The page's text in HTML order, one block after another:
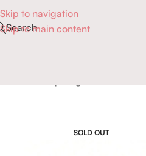
Skip to navigation
Skip to main content
Search
SOLD OUT